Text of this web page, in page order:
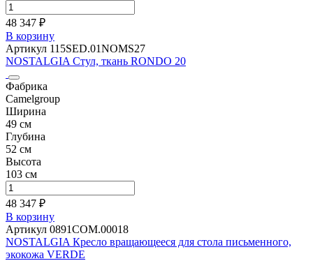
48 347 ₽
В корзину
Артикул 115SED.01NOMS27
NOSTALGIA Стул, ткань RONDO 20
Фабрика
Camelgroup
Ширина
49 см
Глубина
52 см
Высота
103 см
48 347 ₽
В корзину
Артикул 0891COM.00018
NOSTALGIA Кресло вращающееся для стола письменного,
экокожа VERDE